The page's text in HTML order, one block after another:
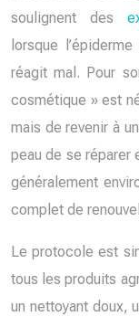
soulignent des
lorsque
réagit mal. Pour
cosmétique » est
mais de revenir à
peau de se réparer
généralement
complet de
Le protocole est
tous les produits
un nettoyant doux,